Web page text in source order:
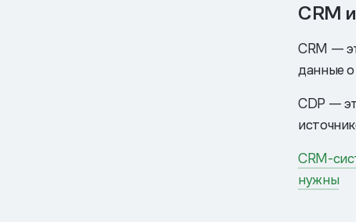
CRM
CRM —
данные
CDP —
CRM-
нужны